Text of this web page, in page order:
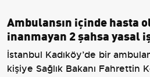
Ambulansın içinde hasta
inanmayan 2 şahsa yasal
İstanbul Kadıköy’de bir
kişiye Sağlık Bakanı Fahrettin